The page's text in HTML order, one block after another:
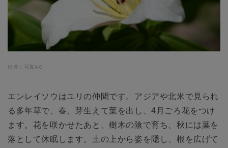
出典：写真AC
エンレイソウはユリの仲間です。アジアや北米で見られ
る多年草で、春、芽生えて葉を出し、4月ごろ花をつけ
ます。花を咲かせたあと、樹木の陰で育ち、秋には葉を
落として休眠します。土の上から姿を隠し、根を広げて